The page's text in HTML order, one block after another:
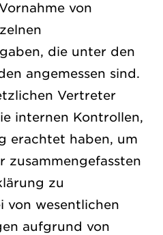
von
die unter den
angemessen sind.
Vertreter
internen Kontrollen,
erachtet haben, um
zusammengefassten
zu
von wesentlichen
aufgrund von